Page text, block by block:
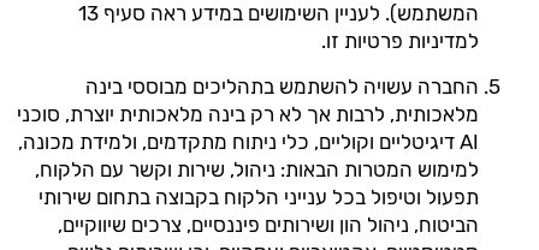
המשתמש). לעניין השימושים במידע ראה סעיף 13
למדיניות פרטיות זו.
החברה עשויה להשתמש בתהליכים מבוססי בינה
מלאכותית, לרבות אך לא רק בינה מלאכותית יוצרת, סוכני
AI דיגיטליים וקוליים, כלי ניתוח מתקדמים, ולמידת מכונה,
למימוש המטרות הבאות: ניהול, שירות וקשר עם הלקוח,
תפעול וטיפול בכל ענייני הלקוח בקבוצה בתחום שירותי
הביטוח, ניהול הון ושירותים פיננסיים, צרכים שיווקיים,